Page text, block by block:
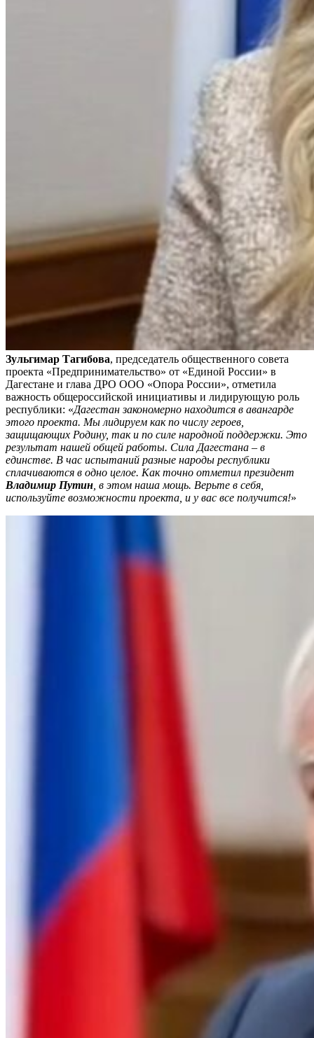
Зульгимар Тагибова, председатель общественного совета
проекта «Предпринимательство» от «Единой России» в
Дагестане и глава ДРО ООО «Опора России», отметила
важность общероссийской инициативы и лидирующую роль
республики: «Дагестан закономерно находится в авангарде
этого проекта. Мы лидируем как по числу героев,
защищающих Родину, так и по силе народной поддержки. Это
результат нашей общей работы. Сила Дагестана – в
единстве. В час испытаний разные народы республики
сплачиваются в одно целое. Как точно отметил президент
Владимир Путин , в этом наша мощь. Верьте в себя,
используйте возможности проекта, и у вас все получится!»